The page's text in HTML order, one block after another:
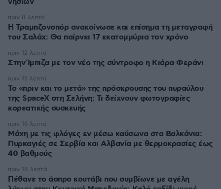
Η Τραμπζονσπόρ ανακοίνωσε και επίσημα τη μεταγραφή
του Σαλάχ: Θα παίρνει 17 εκατομμύρια τον χρόνο
πριν 8 λεπτά
Στην Ίμπιζα με τον νέο της σύντροφο η Κιάρα Φεράνι
πριν 12 λεπτά
Το «πριν και το μετά» της πρόσκρουσης του πυραύλου
της SpaceX στη Σελήνη: Τι δείχνουν φωτογραφίες
κορεατικής συσκευής
πριν 15 λεπτά
Μάχη με τις φλόγες εν μέσω καύσωνα στα Βαλκάνια:
Πυρκαγιές σε Σερβία και Αλβανία με θερμοκρασίες έως
40 βαθμούς
πριν 16 λεπτά
Πέθανε το άσπρο κουτάβι που συμβίωνε με αγέλη
πριν 18 λεπτά